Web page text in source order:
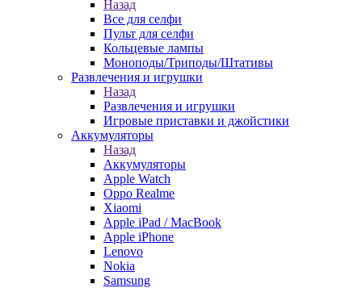
Назад
Все для селфи
Пульт для селфи
Кольцевые лампы
Моноподы/Триподы/Штативы
Развлечения и игрушки
Назад
Развлечения и игрушки
Игровые приставки и джойстики
Аккумуляторы
Назад
Аккумуляторы
Apple Watch
Oppo Realme
Xiaomi
Apple iPad / MacBook
Apple iPhone
Lenovo
Nokia
Samsung